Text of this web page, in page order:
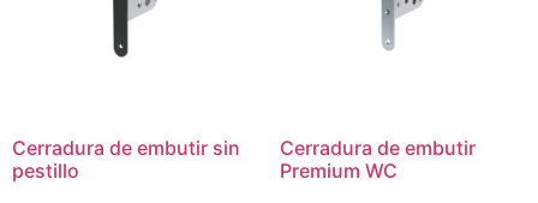
Cerradura de embutir sin
pestillo
Cerradura de embutir
Premium WC